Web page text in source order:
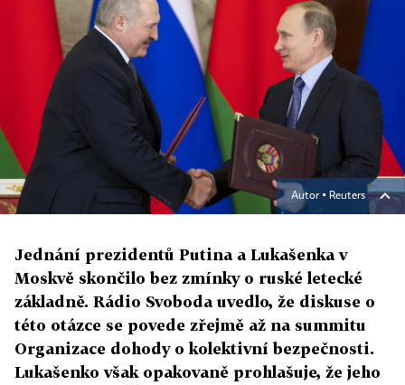
Autor ▪ Reuters
Jednání prezidentů Putina a Lukašenka v
Moskvě skončilo bez zmínky o ruské letecké
základně. Rádio Svoboda uvedlo, že diskuse o
této otázce se povede zřejmě až na summitu
Organizace dohody o kolektivní bezpečnosti.
Lukašenko však opakovaně prohlašuje, že jeho